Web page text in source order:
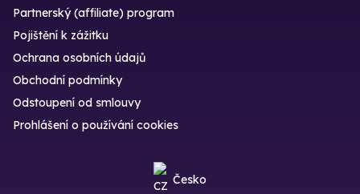
Partnerský (affiliate) program
Pojištění k zážitku
Ochrana osobních údajů
Obchodní podmínky
Odstoupení od smlouvy
Prohlášení o používání cookies
Česko